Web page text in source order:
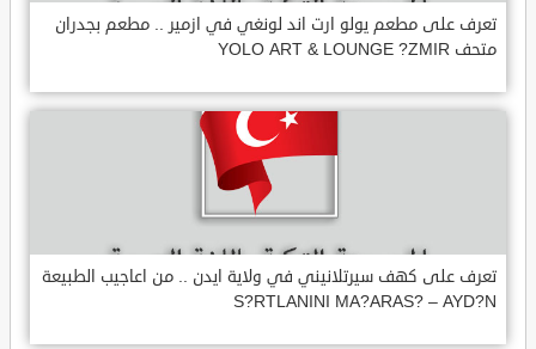
تعرف على مطعم يولو ارت اند لونغي في ازمير .. مطعم بجدران
متحف YOLO ART & LOUNGE ?ZMIR
تعرف على كهف سيرتلانيني في ولاية ايدن .. من اعاجيب الطبيعة
S?RTLANINI MA?ARAS? – AYD?N